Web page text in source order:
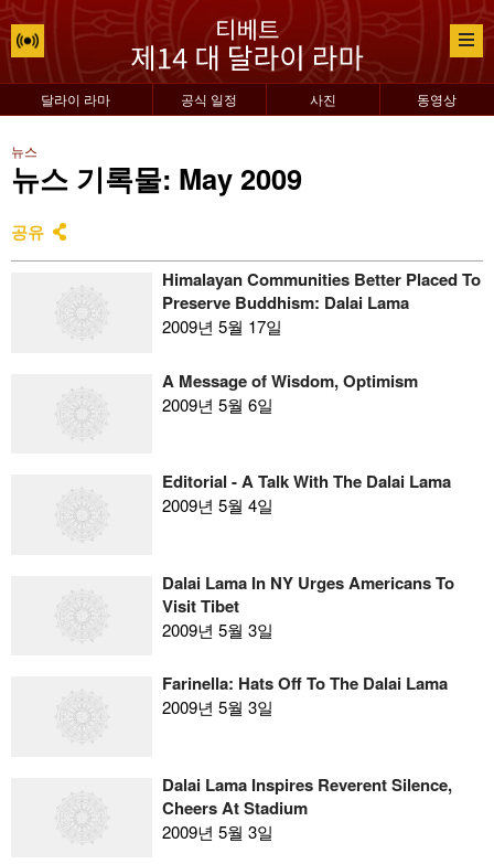
달라이 라마 공식 일정 사진 동영상
뉴스
뉴스 기록물: May 2009
공유
Himalayan Communities Better Placed To
Preserve Buddhism: Dalai Lama
2009년 5월 17일
A Message of Wisdom, Optimism
2009년 5월 6일
Editorial - A Talk With The Dalai Lama
2009년 5월 4일
Dalai Lama In NY Urges Americans To
Visit Tibet
2009년 5월 3일
Farinella: Hats Off To The Dalai Lama
2009년 5월 3일
Dalai Lama Inspires Reverent Silence,
Cheers At Stadium
2009년 5월 3일